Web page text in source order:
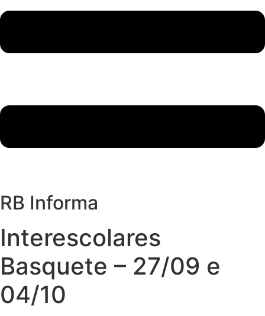
RB Informa
Interescolares
Basquete – 27/09 e
04/10